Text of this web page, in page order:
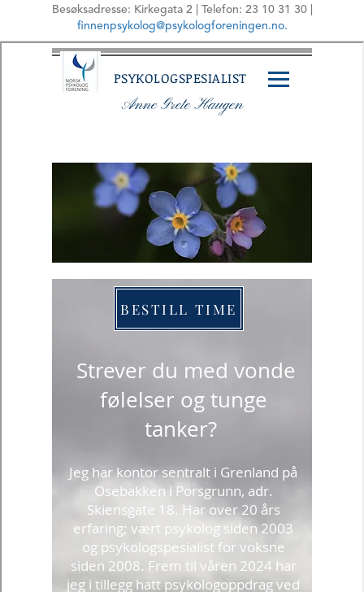
HPR-NUMMER 8928924
MÅLGRUPPE
Barn, Ungdom,
Voksne, Eldre, Par,
Organisasjoner
ARBEIDSFORM
Psykologisk
Vurdering, Utredning,
ISTDP (intensiv
korttids
psykodynamisk
terapi),
Barns utvikling,
Adferdsproblemer,
Angst, Depresjon,
Tvangstanker- og
handlinger, Traumer /
psykiske lidelser,
Arbeids- og
organisasjonspsykolo
gi, Rettspsykologi,
Spilleavhengighet,
Søvnproblemer, Vold,
Mobbing/skolevegrin
g, Smerte,
Nevropsykologi,
Samlivsutfordringer,
Eksistensielle/religiøs
e problemstillinger,
Pårørendeveiledning
Besøksadresse: Kirkegata 2 | Telefon: 23 10 31 30 |
finnenpsykolog@psykologforeningen.no.